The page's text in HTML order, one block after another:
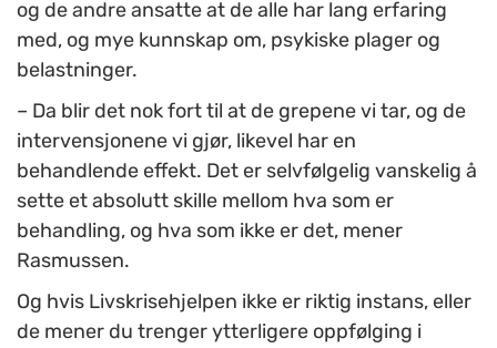
og de andre ansatte at de alle har lang erfaring
med, og mye kunnskap om, psykiske plager og
belastninger.
– Da blir det nok fort til at de grepene vi tar, og de
intervensjonene vi gjør, likevel har en
behandlende effekt. Det er selvfølgelig vanskelig å
sette et absolutt skille mellom hva som er
behandling, og hva som ikke er det, mener
Rasmussen.
Og hvis Livskrisehjelpen ikke er riktig instans, eller
de mener du trenger ytterligere oppfølging i